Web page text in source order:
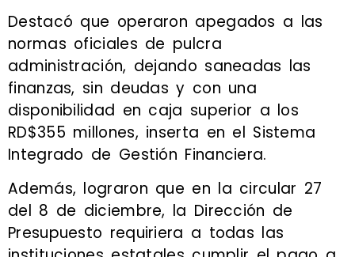
Destacó que operaron apegados a las
normas oficiales de pulcra
administración, dejando saneadas las
finanzas, sin deudas y con una
disponibilidad en caja superior a los
RD$355 millones, inserta en el Sistema
Integrado de Gestión Financiera.
Además, lograron que en la circular 27
del 8 de diciembre, la Dirección de
Presupuesto requiriera a todas las